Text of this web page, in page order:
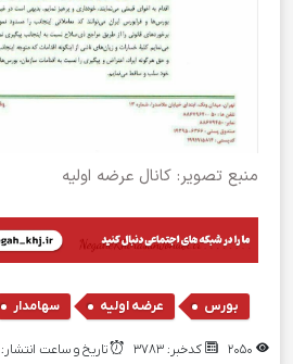
منبع تصویر: کانال عرضه اولیه
بورس , عرضه اولیه , سهامدار
کدخبر: 3783 تاریخ و ساعت انتشار: ۱۲ اسفند ۱۳۹۸ | 09:54